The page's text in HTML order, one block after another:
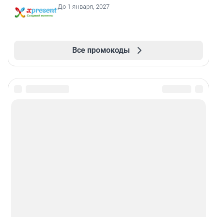
До 1 января, 2027
Все промокоды